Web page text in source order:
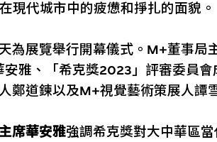
現代城市中的疲憊和掙扎的面貌。
為展覽舉行開幕儀式。M+董事局
雅、「希克獎2023」評審委員會
鄭道鍊以及M+視覺藝術策展人譚
席華安雅強調希克獎對大中華區